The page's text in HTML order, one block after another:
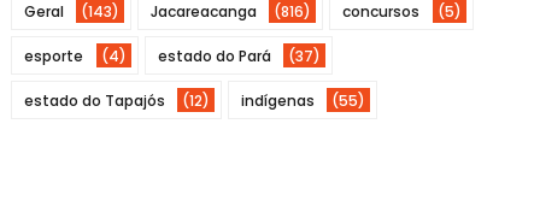
Geral (143) Jacareacanga (816) concursos (5)
esporte (4) estado do Pará (37)
estado do Tapajós (12) indígenas (55)